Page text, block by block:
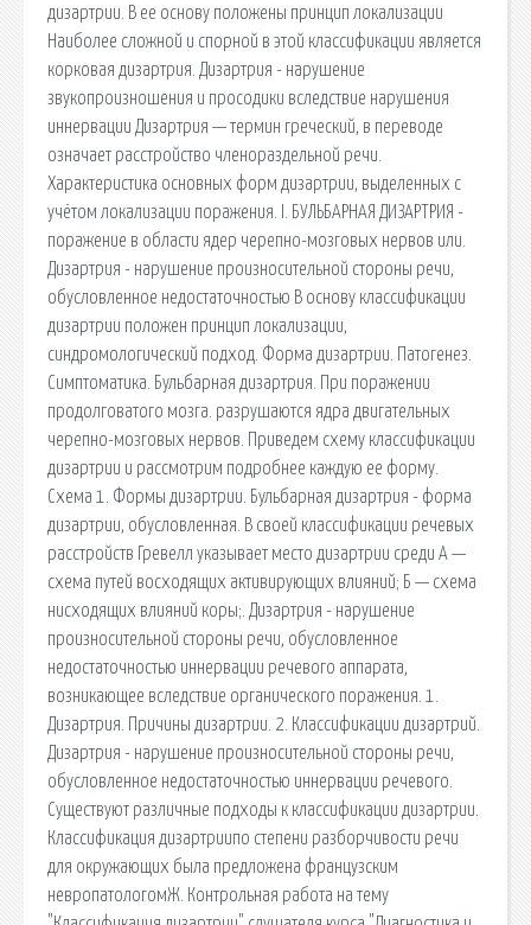
дизартрии. В ее основу положены принцип локализации
Наиболее сложной и спорной в этой классификации является
корковая дизартрия. Дизартрия - нарушение
звукопроизношения и просодики вследствие нарушения
иннервации Дизартрия — термин греческий, в переводе
означает расстройство членораздельной речи.
Характеристика основных форм дизартрии, выделенных с
учётом локализации поражения. I. БУЛЬБАРНАЯ ДИЗАРТРИЯ -
поражение в области ядер черепно-мозговых нервов или.
Дизартрия - нарушение произносительной стороны речи,
обусловленное недостаточностью В основу классификации
дизартрии положен принцип локализации,
синдромологический подход. Форма дизартрии. Патогенез.
Симптоматика. Бульбарная дизартрия. При поражении
продолговатого мозга. разрушаются ядра двигательных
черепно-мозговых нервов. Приведем схему классификации
дизартрии и рассмотрим подробнее каждую ее форму.
Схема 1. Формы дизартрии. Бульбарная дизартрия - форма
дизартрии, обусловленная. В своей классификации речевых
расстройств Гревелл указывает место дизартрии среди А —
схема путей восходящих активирующих влияний; Б — схема
нисходящих влияний коры;. Дизартрия - нарушение
произносительной стороны речи, обусловленное
недостаточностью иннервации речевого аппарата,
возникающее вследствие органического поражения. 1.
Дизартрия. Причины дизартрии. 2. Классификации дизартрий.
Дизартрия - нарушение произносительной стороны речи,
обусловленное недостаточностью иннервации речевого.
Существуют различные подходы к классификации дизартрии.
Классификация дизартриипо степени разборчивости речи
для окружающих была предложена французским
невропатологомЖ. Контрольная работа на тему